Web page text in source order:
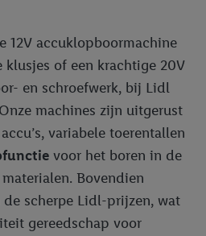
12V accuklopboormachine
klusjes of een krachtige 20V
en schroefwerk, bij Lidl
machines zijn uitgerust
variabele toerentallen
voor het boren in de
Bovendien
scherpe Lidl-prijzen, wat
gereedschap voor